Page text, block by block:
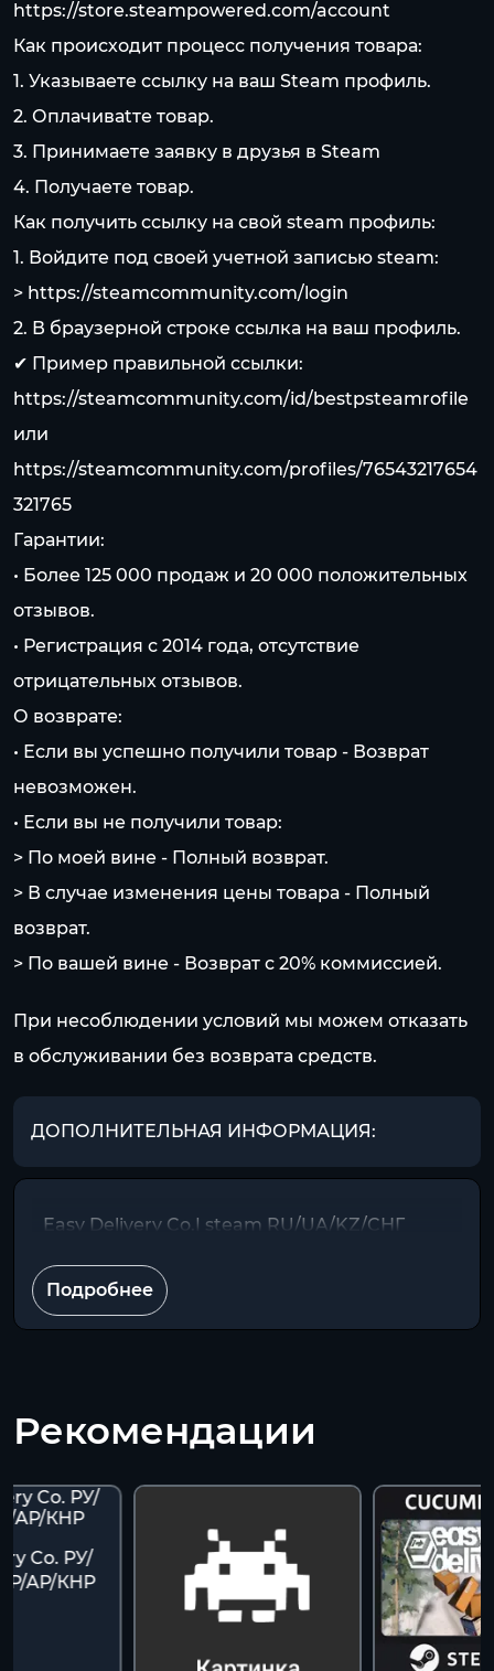
https://store.steampowered.com/account
Как происходит процесс получения товара:
1. Указываете ссылку на ваш Steam профиль.
2. Оплачиваtте товар.
3. Принимаете заявку в друзья в Steam
4. Получаете товар.
Как получить ссылку на свой steam профиль:
1. Войдите под своей учетной записью steam:
> https://steamcommunity.com/login
2. В браузерной строке ссылка на ваш профиль.
✔ Пример правильной ссылки:
https://steamcommunity.com/id/bestpsteamrofile
или
https://steamcommunity.com/profiles/76543217654
321765
Гарантии:
• Более 125 000 продаж и 20 000 положительных
отзывов.
• Регистрация с 2014 года, отсутствие
отрицательных отзывов.
О возврате:
• Если вы успешно получили товар - Возврат
невозможен.
• Если вы не получили товар:
> По моей вине - Полный возврат.
> В случае изменения цены товара - Полный
возврат.
> По вашей вине - Возврат с 20% коммисcией.
При несоблюдении условий мы можем отказать
в обслуживании без возврата средств.
ДОПОЛНИТЕЛЬНАЯ ИНФОРМАЦИЯ:
Easy Delivery Co.| steam RU/UA/KZ/CНГ
Подробнее
Рекомендации
Co. РУ/
АР/КНР